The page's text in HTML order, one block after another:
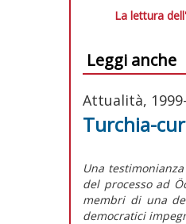
La lettura
Leggi anche
Attualità,
Turchia-
Una
del processo ad
membri di una
democratici